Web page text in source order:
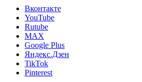
Вконтакте
YouTube
Rutube
MAX
Google Plus
Яндекс.Дзен
TikTok
Pinterest